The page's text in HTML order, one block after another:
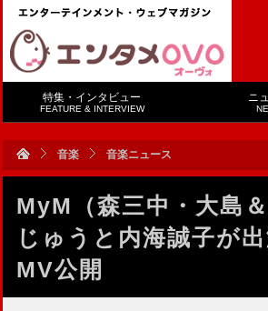
特集・インタビュー
FEATURE & INTERVIEW
ニ
音楽 音楽ニュース
MyM（森三中・大島
じゅうと内海誠子が
MV公開